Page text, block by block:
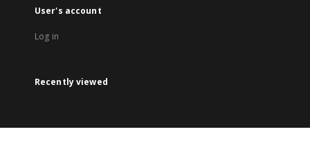
User's account
Log in
Recently viewed